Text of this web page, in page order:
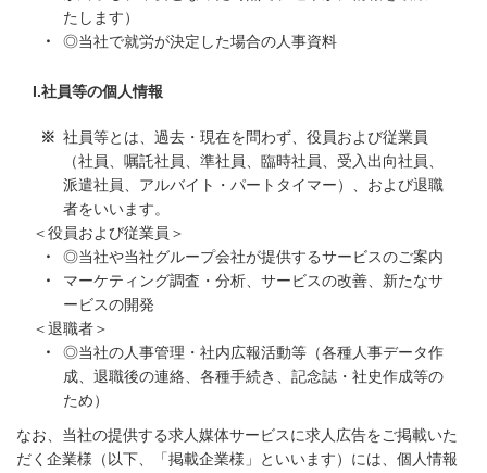
たします）
◎当社で就労が決定した場合の人事資料
社員等の個人情報
社員等とは、過去・現在を問わず、役員および従業員
（社員、嘱託社員、準社員、臨時社員、受入出向社員、
派遣社員、アルバイト・パートタイマー）、および退職
者をいいます。
＜役員および従業員＞
◎当社や当社グループ会社が提供するサービスのご案内
マーケティング調査・分析、サービスの改善、新たなサ
ービスの開発
＜退職者＞
◎当社の人事管理・社内広報活動等（各種人事データ作
成、退職後の連絡、各種手続き、記念誌・社史作成等の
ため）
なお、当社の提供する求人媒体サービスに求人広告をご掲載いた
だく企業様（以下、「掲載企業様」といいます）には、個人情報